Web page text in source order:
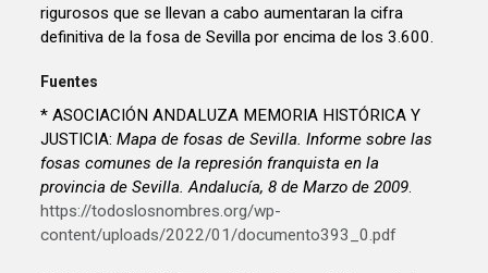
rigurosos que se llevan a cabo aumentaran la cifra
definitiva de la fosa de Sevilla por encima de los 3.600.
Fuentes
* ASOCIACIÓN ANDALUZA MEMORIA HISTÓRICA Y
JUSTICIA:Mapa de fosas de Sevilla. Informe sobre las
fosas comunes de la represión franquista en la
provincia de Sevilla. Andalucía, 8 de Marzo de 2009.
https://todoslosnombres.org/wp-
content/uploads/2022/01/documento393_0.pdf